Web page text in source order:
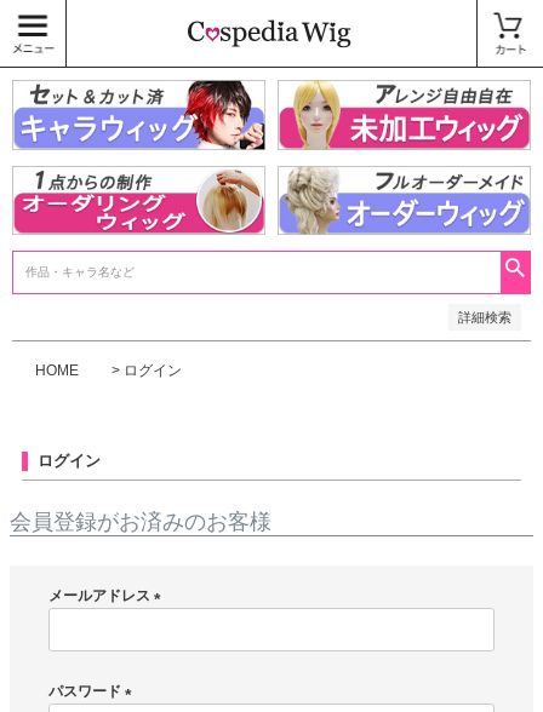
詳細検索
〜
商品タグ
キャラウィッグ
未加工ウィッグ
ベースウィッグ
衣装
SALE中
HOME ログイン
ログイン
会員登録がお済みのお客様
メールアドレス
必
パスワード